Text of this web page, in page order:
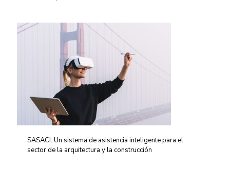
SASACI: Un sistema de asistencia inteligente para el
sector de la arquitectura y la construcción